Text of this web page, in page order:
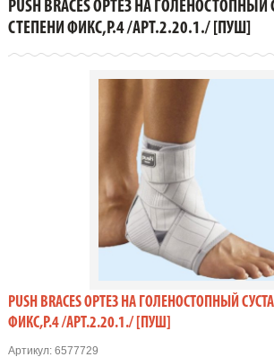
PUSH BRACES ОРТЕЗ НА
СТЕПЕНИ ФИКС,Р.4 /АРТ.2.20.1./ [ПУШ]
PUSH BRACES ОРТЕЗ НА ГОЛЕНОСТОПНЫЙ
ФИКС,Р.4 /АРТ.2.20.1./ [ПУШ]
Артикул:6577729